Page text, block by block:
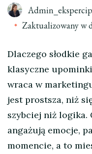
Zaktualizowany w
Dlaczego słodkie
klasyczne
wraca w
jest prostsza, niż
szybciej niż
angażują emocje,
momencie, a to